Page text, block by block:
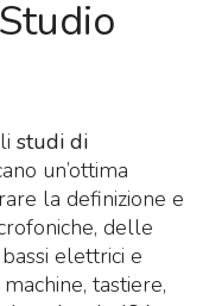
studi di
un’ottima
la definizione e
delle
elettrici e
tastiere,